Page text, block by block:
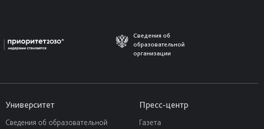
Сведения об
образовательной
организации
Университет
Сведения об образовательной
Пресс-центр
Газета